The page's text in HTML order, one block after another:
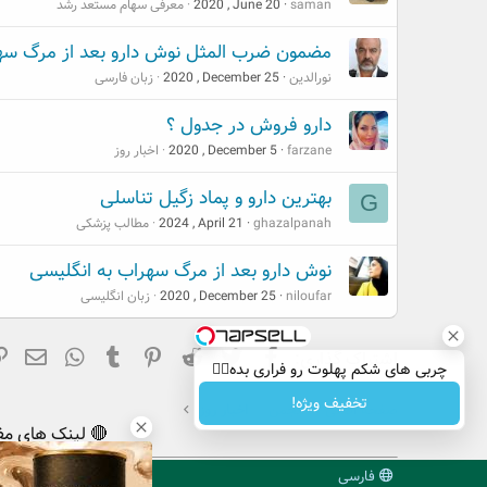
چربی های شکم پهلوت رو فراری بده👌🏻
تخفیف ویژه!
saman
2020 , June 20 معرفی سهام مستعد رشد
مضمون ضرب المثل نوش دارو بعد از مرگ
نورالدین 2020 , December 25 زبان فارسی
دارو فروش در جدول ؟
farzane
2020 , December 5 اخبار روز
G بهترین دارو و پماد زگیل تناسلی
ghazalpanah
2024 , April 21 مطالب پزشکی
نوش دارو بعد از مرگ سهراب به انگلیسی
niloufar
2020 , December 25 زبان انگلیسی
اشتراک گذاری: فیسبوک
تویتر Reddit
Pinterest
Tumblr
صفحه اصلی انجمن
🔴 لینک های
فارسی